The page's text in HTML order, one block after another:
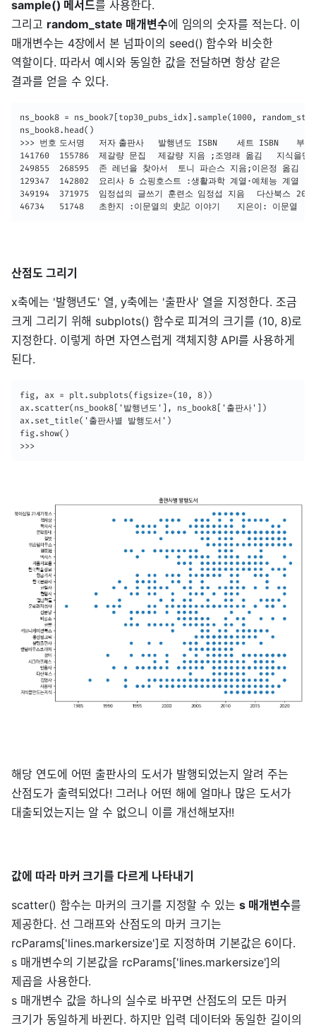
sample() 메서드를 사용한다.
그리고 random_state 매개변수에 임의의 숫자를 적는다. 이
매개변수는 4장에서 본 넘파이의 seed() 함수와 비슷한
역할이다. 따라서 예시와 동일한 값을 전달하면 항상 같은
결과를 얻을 수 있다.
ns_book8 = ns_book7[top30_pubs_idx].sample(1000,
ns_book8.head()
>>> 번호	도서명	저자	출판사	발행년도	ISBN	세트 ISBN	부가기호	권	주제분류번호	도서권수	대출건수	등록일자
141760	155786	제갈량 문집	제갈량 지음 ;조영래 옮김	지식을만드는지식	2012	9788966805785	NaN	0	10	808	1	2	2013-04-10
249855	268595	존 레넌을 찾아서	토니 파슨스 지음;이은정 옮김	시공사	2007	9788952750419	NaN	0	NaN	843	1	18	2007-12-14
129347	142802	요리사 & 쇼핑호스트 :생활과학 계열·예체능 계열	와이즈멘토 글 ;김성희 그림	김영사	2013	9788934959854	9788934959717	7	14	321.55	1	3	2013-12-09
349194	371975	임정섭의 글쓰기 훈련소	임정섭 지음	다산북스	2017	9791130614472	NaN	NaN	NaN	NaN	1	0	1970-01-01
산점도 그리기
x축에는 '발행년도' 열, y축에는 '출판사' 열을 지정한다. 조금
크게 그리기 위해 subplots() 함수로 피겨의 크기를 (10, 8)로
지정한다. 이렇게 하면 자연스럽게 객체지향 API를 사용하게
된다.
fig, ax = plt.subplots(figsize=(10, 8))
ax.scatter(ns_book8['발행년도'], ns_book8['출판사'])
ax.set_title('출판사별 발행도서')
fig.show()
>>>
해당 연도에 어떤 출판사의 도서가 발행되었는지 알려 주는
산점도가 출력되었다! 그러나 어떤 해에 얼마나 많은 도서가
대출되었는지는 알 수 없으니 이를 개선해보자!!
값에 따라 마커 크기를 다르게 나타내기
scatter() 함수는 마커의 크기를 지정할 수 있는s 매개변수를
제공한다. 선 그래프와 산점도의 마커 크기는
rcParams['lines.markersize']로 지정하며 기본값은 6이다.
s 매개변수의 기본값을 rcParams['lines.markersize']의
제곱을 사용한다.
s 매개변수 값을 하나의 실수로 바꾸면 산점도의 모든 마커
크기가 동일하게 바뀐다. 하지만 입력 데이터와 동일한 길이의